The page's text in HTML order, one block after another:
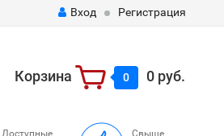
Вход Регистрация
Корзина 0 0 руб.
Доступные
Свыше